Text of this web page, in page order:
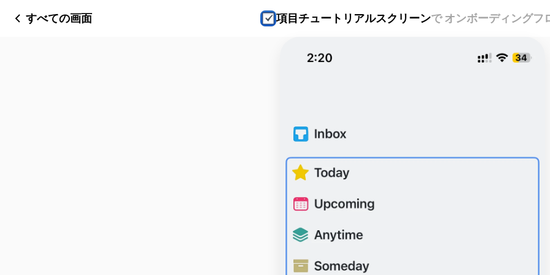
すべての画面 項目チュートリアルスクリーンで オンボーディングフ